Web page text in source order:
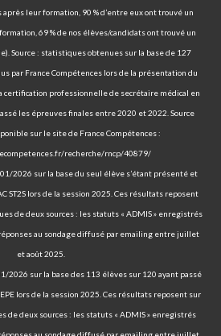
leur formation, 90 % d’entre eux ont trouvé un
69 % de nos élèves/candidats ont trouvé un
Source : statistiques obtenues sur la base de 127
par France Compétences lors de la présentation du
professionnelle de secrétaire médical en
les épreuves finales entre 2020 et 2022. Source
sur le site de France Compétences :
recherche/rncp/40879/
2026 sur la base du seul élève s’étant présenté et
ST2S lors de la session 2025. Ces résultats reposent
de deux sources : les statuts « ADMIS » enregistrés
au sondage diffusé par emailing entre juillet
et août 2025.
2026 sur la base des 113 élèves sur 120 ayant passé
lors de la session 2025. Ces résultats reposent sur
de deux sources : les statuts « ADMIS » enregistrés